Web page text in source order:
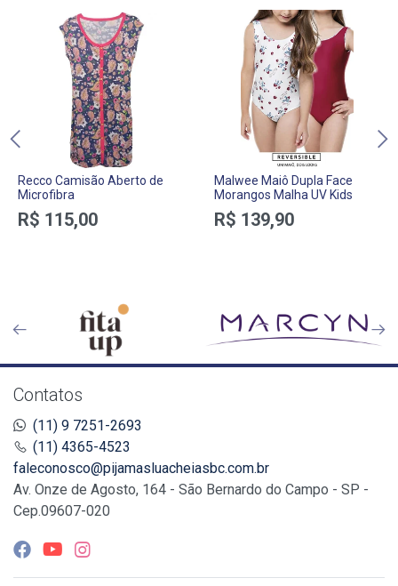
Recco Camisão Aberto de
Microfibra
R$ 115,00
Malwee Maiô Dupla Face
Morangos Malha UV Kids
R$ 139,90
Contatos
(11) 9 7251-2693
(11) 4365-4523
faleconosco@pijamasluacheiasbc.com.br
Av. Onze de Agosto, 164 - São Bernardo do Campo - SP -
Cep.09607-020